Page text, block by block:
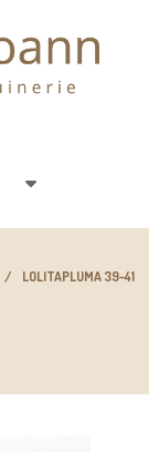
LOLITAPLUMA 39-41